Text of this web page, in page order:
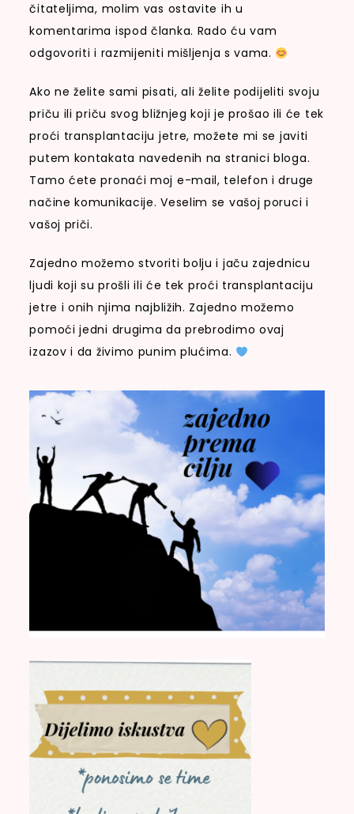
čitateljima, molim vas ostavite ih u
komentarima ispod članka. Rado ću vam
odgovoriti i razmijeniti mišljenja s vama.
Ako ne želite sami pisati, ali želite podijeliti svoju
priču ili priču svog bližnjeg koji je prošao ili će tek
proći transplantaciju jetre, možete mi se javiti
putem kontakata navedenih na stranici bloga.
Tamo ćete pronaći moj e-mail, telefon i druge
načine komunikacije. Veselim se vašoj poruci i
vašoj priči.
Zajedno možemo stvoriti bolju i jaču zajednicu
ljudi koji su prošli ili će tek proći transplantaciju
jetre i onih njima najbližih. Zajedno možemo
pomoći jedni drugima da prebrodimo ovaj
izazov i da živimo punim plućima.